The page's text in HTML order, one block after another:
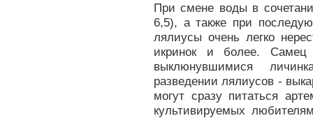
При смене воды в
6,5), а также при
лялиусы очень легко
икринок и более. Самец
выклюнувшимися
разведении лялиусов -
могут сразу питаться
культивируемых